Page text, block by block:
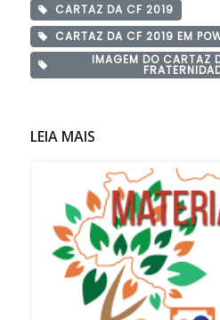
CARTAZ DA CF 2019
CARTAZ DA CF 2019 EM
IMAGEM DO CARTAZ
LEIA MAIS